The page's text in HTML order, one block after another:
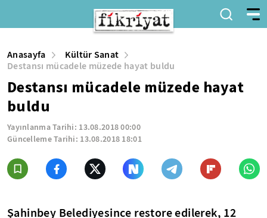
Anasayfa
Kültür Sanat
Destansı mücadele müzede hayat buldu
Destansı mücadele müzede hayat
buldu
Yayınlanma Tarihi: 13.08.2018 00:00
Güncelleme Tarihi: 13.08.2018 18:01
Şahinbey Belediyesince restore edilerek, 12